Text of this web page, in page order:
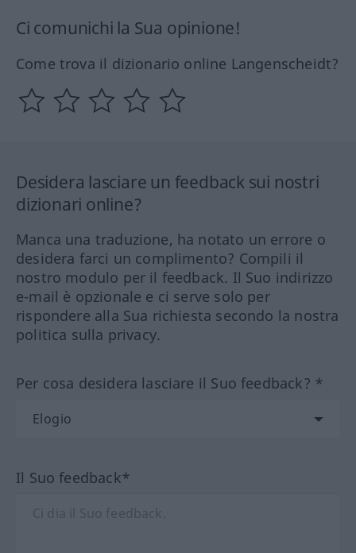
Ci comunichi la Sua opinione!
Come trova il dizionario online Langenscheidt?
Desidera lasciare un feedback sui nostri
dizionari online?
Manca una traduzione, ha notato un errore o
desidera farci un complimento? Compili il
nostro modulo per il feedback. Il Suo indirizzo
e-mail è opzionale e ci serve solo per
rispondere alla Sua richiesta secondo la nostra
politica sulla privacy.
Per cosa desidera lasciare il Suo feedback? *
Il Suo feedback*